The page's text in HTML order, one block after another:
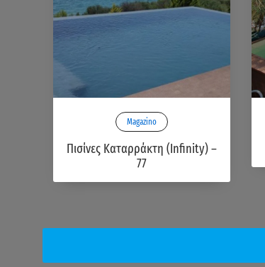
Magazino
Πισίνες Καταρράκτη (Infinity) –
77